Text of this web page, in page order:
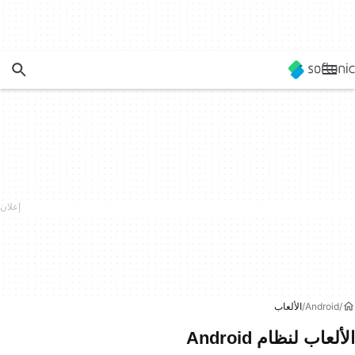
Android الألعاب
الألعاب لنظام Android